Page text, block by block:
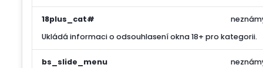
18plus_cat#
Ukládá informaci o odsouhlasení okna 18+ pro kategorii.
bs_slide_menu